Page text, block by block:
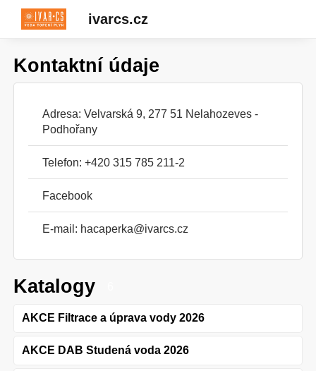
ivarcs.cz
Kontaktní údaje
Adresa: Velvarská 9, 277 51 Nelahozeves -
Podhořany
Telefon: +420 315 785 211-2
Facebook
E-mail: hacaperka@ivarcs.cz
Katalogy
AKCE Filtrace a úprava vody 2026
AKCE DAB Studená voda 2026